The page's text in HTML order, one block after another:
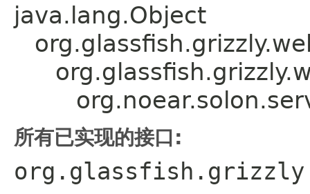
java.lang.Object
所有已实现的接口: